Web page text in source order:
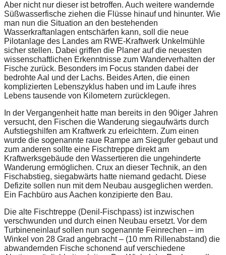
Aber nicht nur dieser ist betroffen. Auch weitere wandernde
Süßwasserfische ziehen die Flüsse hinauf und hinunter. Wie
man nun die Situation an den bestehenden
Wasserkraftanlagen entschärfen kann, soll die neue
Pilotanlage des Landes am RWE-Kraftwerk Unkelmühle
sicher stellen. Dabei griffen die Planer auf die neuesten
wissenschaftlichen Erkenntnisse zum Wanderverhalten der
Fische zurück. Besonders im Focus standen dabei der
bedrohte Aal und der Lachs. Beides Arten, die einen
komplizierten Lebenszyklus haben und im Laufe ihres
Lebens tausende von Kilometern zurücklegen.
In der Vergangenheit hatte man bereits in den 90iger Jahren
versucht, den Fischen die Wanderung siegaufwärts durch
Aufstiegshilfen am Kraftwerk zu erleichtern. Zum einen
wurde die sogenannte raue Rampe am Siegufer gebaut und
zum anderen sollte eine Fischtreppe direkt am
Kraftwerksgebäude den Wassertieren die ungehinderte
Wanderung ermöglichen. Crux an dieser Technik, an den
Fischabstieg, siegabwärts hatte niemand gedacht. Diese
Defizite sollen nun mit dem Neubau ausgeglichen werden.
Ein Fachbüro aus Aachen konzipierte den Bau.
Die alte Fischtreppe (Denil-Fischpass) ist inzwischen
verschwunden und durch einen Neubau ersetzt. Vor dem
Turbineneinlauf sollen nun sogenannte Feinrechen – im
Winkel von 28 Grad angebracht – (10 mm Rillenabstand) die
abwandernden Fische schonend auf verschiedene